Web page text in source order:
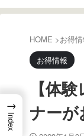
HOME >お得
お得情報
【体
ナーが
→
Index